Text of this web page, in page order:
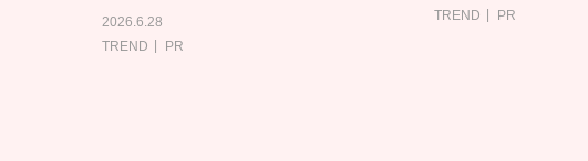
2026.6.28
TREND
PR
TREND
PR